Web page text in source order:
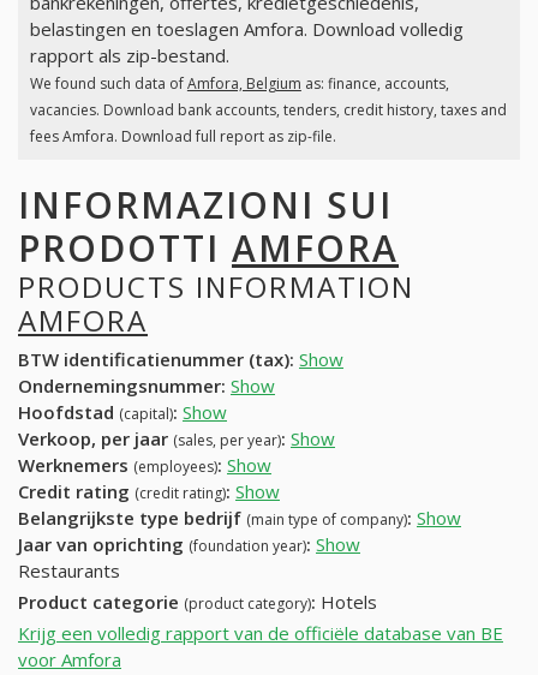
belastingen en toeslagen Amfora. Download volledig
rapport als zip-bestand.
We found such data ofAmfora, Belgium as: finance, accounts,
vacancies. Download bank accounts, tenders, credit history, taxes and
fees Amfora. Download full report as zip-file.
INFORMAZIONI SUI
PRODOTTI AMFORA
PRODUCTS INFORMATION
AMFORA
BTW identificatienummer (tax): Show
Ondernemingsnummer: Show
Hoofdstad (capital): Show
Verkoop, per jaar (sales, per year): Show
Werknemers (employees): Show
Credit rating (credit rating): Show
Belangrijkste type bedrijf (main type of company): Show
Jaar van oprichting (foundation year): Show
Restaurants
Product categorie (product category): Hotels
Krijg een volledig rapport van de officiële database van BE
voor Amfora